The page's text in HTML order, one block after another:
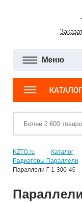
Меню
KZTO.ru Каталог
Радиаторы Параллели
Параллели Г 1-300-46